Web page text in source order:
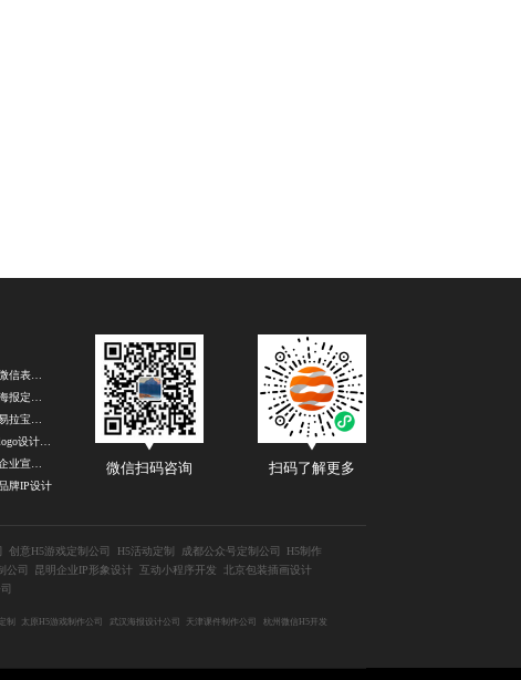
牌IP设计
微信扫码咨询 扫码了解更多
创意H5游戏定制公司 H5活动定制 成都公众号定制公司
H5制作
公司 昆明企业IP形象设计 互动小程序开发
北京包装插画设计
制 太原H5游戏制作公司 武汉海报设计公司 天津课件制作公司
杭州微信H5开发